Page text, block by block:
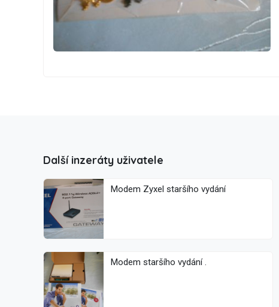
Další inzeráty uživatele
Modem Zyxel staršího vydání
Modem staršího vydání .